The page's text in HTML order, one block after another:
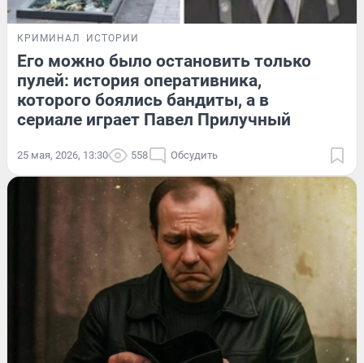
КРИМИНАЛ ИСТОРИИ
Его можно было остановить только
пулей: история оперативника,
которого боялись бандиты, а в
сериале играет Павел Прилучный
25 мая, 2026, 13:30 558 Обсудить